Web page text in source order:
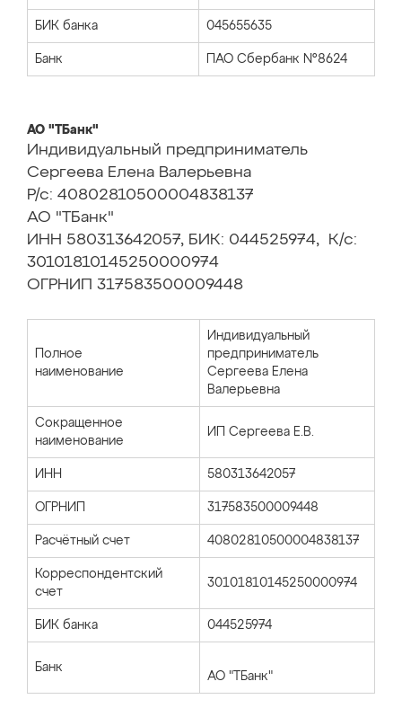
БИК банка 045655635
Банк ПАО Сбербанк №8624
АО "ТБанк"
Индивидуальный предприниматель
Сергеева Елена Валерьевна
Р/с: 40802810500004838137
АО "ТБанк"
ИНН 580313642057, БИК: 044525974, К/с:
30101810145250000974
ОГРНИП 317583500009448
Полное
наименование
Индивидуальный
предприниматель
Сергеева Елена
Валерьевна
Сокращенное
наименование
ИП Сергеева Е.В.
ИНН 580313642057
ОГРНИП 317583500009448
Расчётный счет 40802810500004838137
Корреспондентский
счет
30101810145250000974
БИК банка 044525974
Банк
АО "ТБанк"